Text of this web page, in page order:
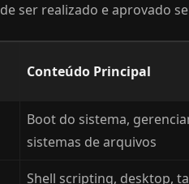
ser realizado e aprovado
Conteúdo Principal
Boot do sistema,
sistemas de arquivos
Shell scripting, desktop,